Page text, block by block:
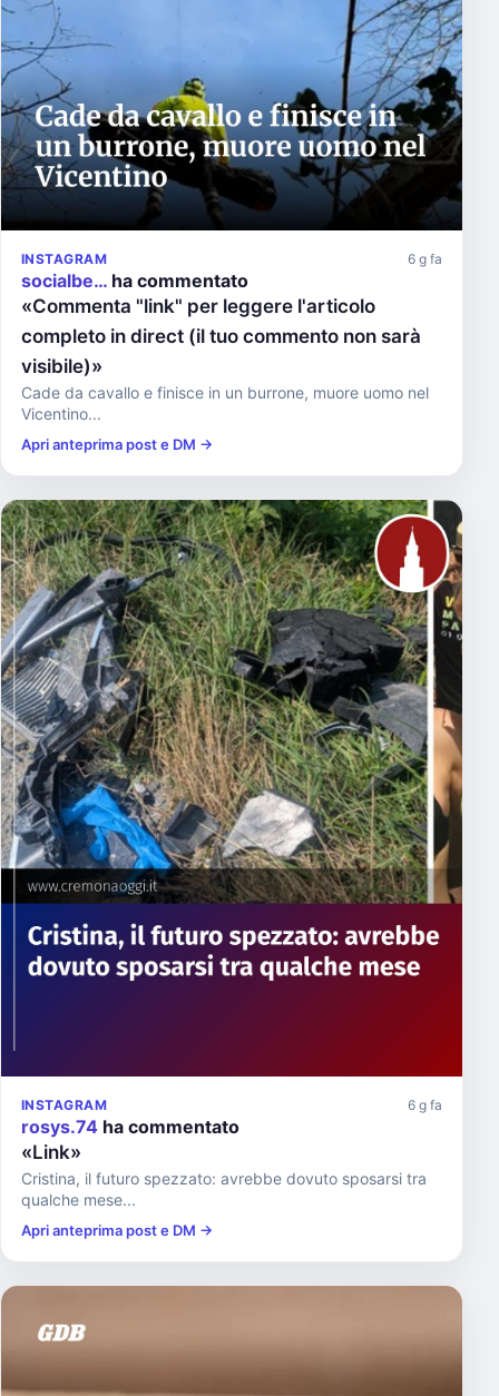
INSTAGRAM 6 g fa
socialbe… ha commentato
«Commenta "link" per leggere l'articolo
completo in direct (il tuo commento non sarà
visibile)»
Cade da cavallo e finisce in un burrone, muore uomo nel
Vicentino...
Apri anteprima post e DM →
INSTAGRAM 6 g fa
rosys.74 ha commentato
«Link»
Cristina, il futuro spezzato: avrebbe dovuto sposarsi tra
qualche mese...
Apri anteprima post e DM →